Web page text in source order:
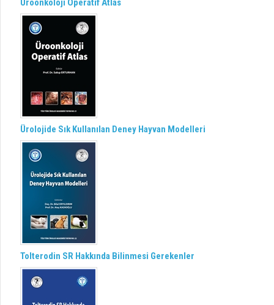
Üroonkoloji Operatif Atlas
Ürolojide Sık Kullanılan Deney Hayvan Modelleri
Tolterodin SR Hakkında Bilinmesi Gerekenler